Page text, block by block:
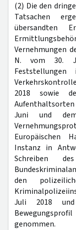
(2) Die den
Tatsachen
übersandten
Vernehmungen
N. vom 30.
2018 sowie
Juni und
Europäischen
Instanz in
Schreiben
den
Juli 2018
genommen.